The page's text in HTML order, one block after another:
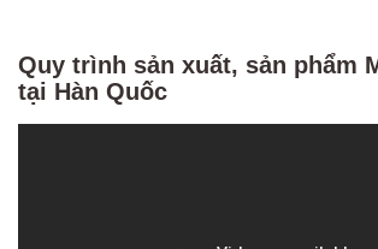
Quy trình sản xuất, sản phẩm
tại Hàn Quốc